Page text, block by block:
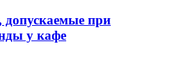
при
у кафе